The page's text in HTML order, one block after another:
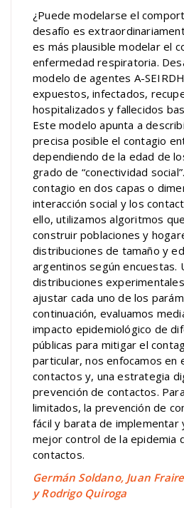
¿Puede modelarse el
desafío es
es más plausible modelar el
enfermedad respiratoria.
modelo de agentes A-
expuestos, infectados,
hospitalizados y fallecidos
Este modelo apunta a
precisa posible el contagio
dependiendo de la edad de
grado de “conectividad
contagio en dos capas o
interacción social y los
ello, utilizamos algoritmos
construir poblaciones y
distribuciones de tamaño y
argentinos según encuestas.
distribuciones
ajustar cada uno de los
continuación, evaluamos
impacto epidemiológico de
públicas para mitigar el
particular, nos enfocamos en
contactos y, una estrategia
prevención de contactos.
limitados, la prevención de
fácil y barata de implementar
mejor control de la epidemia
contactos.
Germán Soldano, Juan
y Rodrigo Quiroga